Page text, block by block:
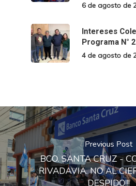
6 de agosto de
Intereses
Programa N°
4 de agosto de
Previous Post
BCO. SANTA CRUZ -
RIVADAVIA. NO AL
DESPIDO!!!